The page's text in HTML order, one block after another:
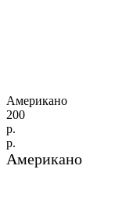
Американо
200
р.
р.
Американо